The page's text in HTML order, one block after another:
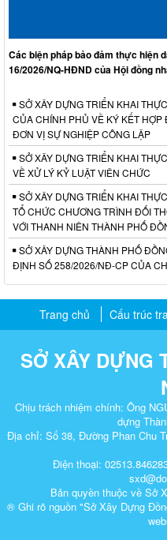
Các biện pháp bảo đảm thực hiện
16/2026/NQ-HĐND của Hội đồng
SỞ XÂY DỰNG TRIỂN KHAI
CỦA CHÍNH PHỦ VỀ KÝ KẾT
ĐƠN VỊ SỰ NGHIỆP CÔNG LẬP
SỞ XÂY DỰNG TRIỂN KHAI
VỀ XỬ LÝ KỶ LUẬT VIÊN CHỨC
SỞ XÂY DỰNG TRIỂN KHAI
TỔ CHỨC CHƯƠNG TRÌNH ĐỐI
VỚI THANH NIÊN THÀNH PHỐ
SỞ XÂY DỰNG THÀNH PHỐ
ĐỊNH SỐ 258/2026/NĐ-CP CỦA
Trang chủ Cấu trúc
SỞ XÂY DỰNG
Chịu trách nhiệm chính: Ông
dựng
Địa chỉ: Số 38, Đường Phan Chu
Điện thoại:
Bản quyền thuộc về Sở
® Ghi rõ nguồn "Sở Xây Dựng